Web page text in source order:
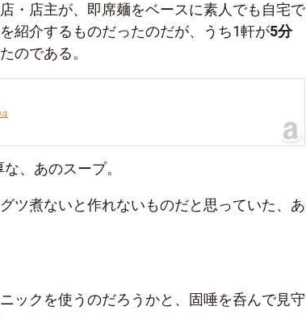
・店主が、即席麺をベースに素人でも自宅で
紹介するものだったのだが、うち1軒が5分
のである。
、あのスープ。
ツ煮ないと作れないものだと思っていた、あ
ックを使うのだろうかと、固唾を呑んで見守